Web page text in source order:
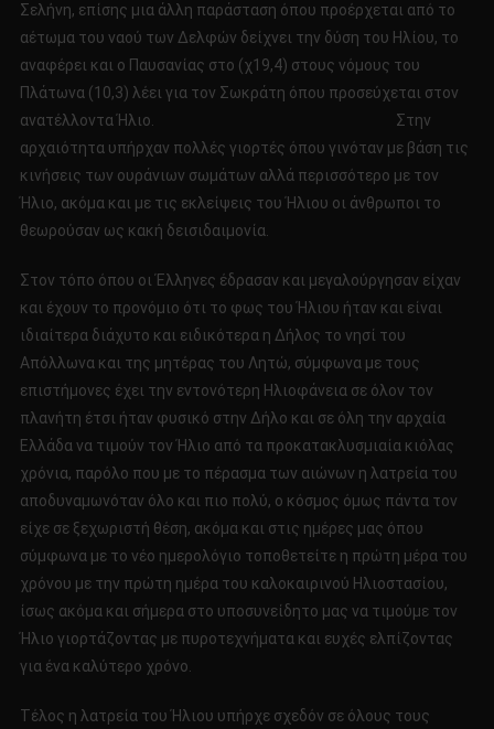
Σελήνη, επίσης μια άλλη παράσταση όπου προέρχεται από το
αέτωμα του ναού των Δελφών δείχνει την δύση του Ηλίου, το
αναφέρει και ο Παυσανίας στο (χ19,4) στους νόμους του
Πλάτωνα (10,3) λέει για τον Σωκράτη όπου προσεύχεται στον
ανατέλλοντα Ήλιο. Στην
αρχαιότητα υπήρχαν πολλές γιορτές όπου γινόταν με βάση τις
κινήσεις των ουράνιων σωμάτων αλλά περισσότερο με τον
Ήλιο, ακόμα και με τις εκλείψεις του Ήλιου οι άνθρωποι το
θεωρούσαν ως κακή δεισιδαιμονία.
Στον τόπο όπου οι Έλληνες έδρασαν και μεγαλούργησαν είχαν
και έχουν το προνόμιο ότι το φως του Ήλιου ήταν και είναι
ιδιαίτερα διάχυτο και ειδικότερα η Δήλος το νησί του
Απόλλωνα και της μητέρας του Λητώ, σύμφωνα με τους
επιστήμονες έχει την εντονότερη Ηλιοφάνεια σε όλον τον
πλανήτη έτσι ήταν φυσικό στην Δήλο και σε όλη την αρχαία
Ελλάδα να τιμούν τον Ήλιο από τα προκατακλυσμιαία κιόλας
χρόνια, παρόλο που με το πέρασμα των αιώνων η λατρεία του
αποδυναμωνόταν όλο και πιο πολύ, ο κόσμος όμως πάντα τον
είχε σε ξεχωριστή θέση, ακόμα και στις ημέρες μας όπου
σύμφωνα με το νέο ημερολόγιο τοποθετείτε η πρώτη μέρα του
χρόνου με την πρώτη ημέρα του καλοκαιρινού Ηλιοστασίου,
ίσως ακόμα και σήμερα στο υποσυνείδητο μας να τιμούμε τον
Ήλιο γιορτάζοντας με πυροτεχνήματα και ευχές ελπίζοντας
για ένα καλύτερο χρόνο.
Τέλος η λατρεία του Ήλιου υπήρχε σχεδόν σε όλους τους